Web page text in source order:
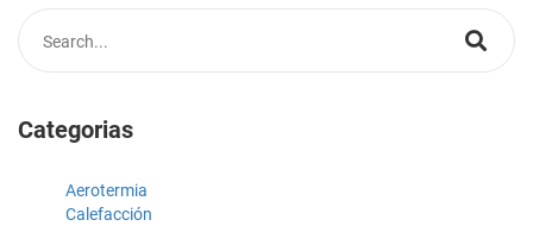
Categorias
Aerotermia
Calefacción